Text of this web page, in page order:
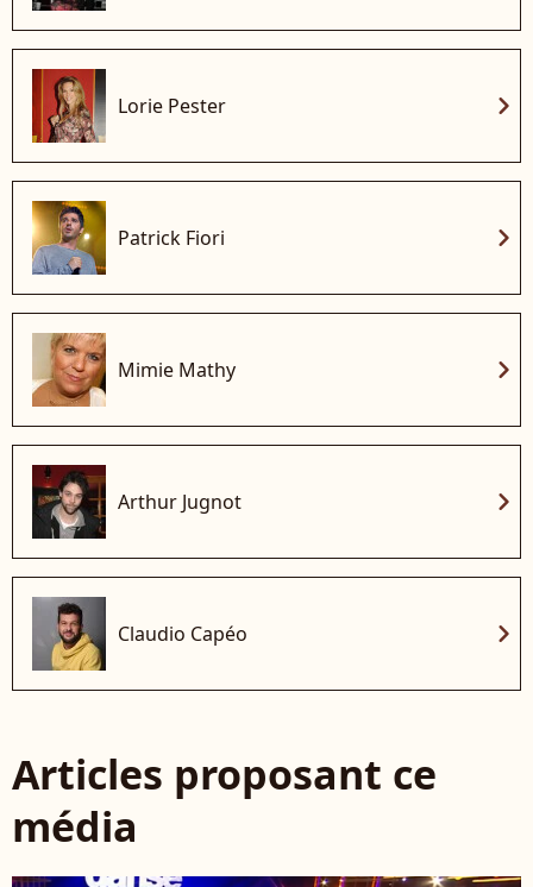
Lorie Pester chevron_right
Patrick Fiori chevron_right
Mimie Mathy chevron_right
Arthur Jugnot chevron_right
Claudio Capéo chevron_right
Articles proposant ce
média